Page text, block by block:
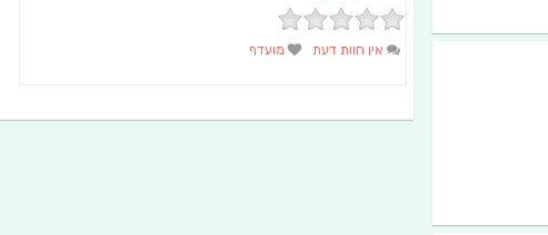
אין חוות דעת מועדף